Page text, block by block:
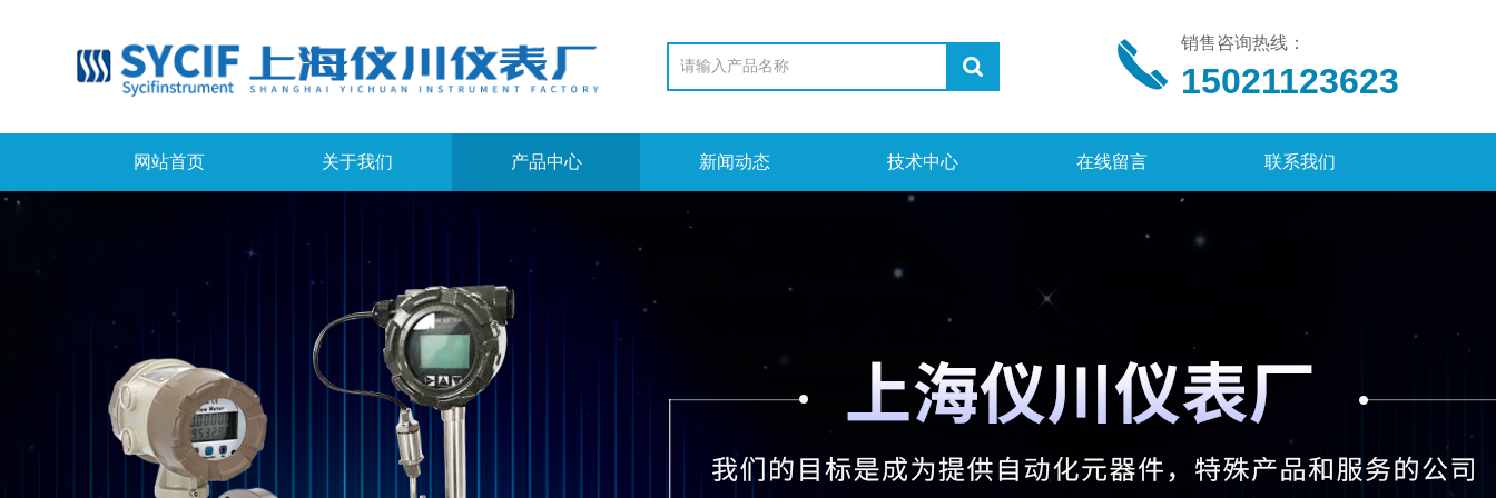
销售咨询热线：
15021123623
网站首页 关于我们 产品中心 新闻动态 技术中心 在线留言 联系我们